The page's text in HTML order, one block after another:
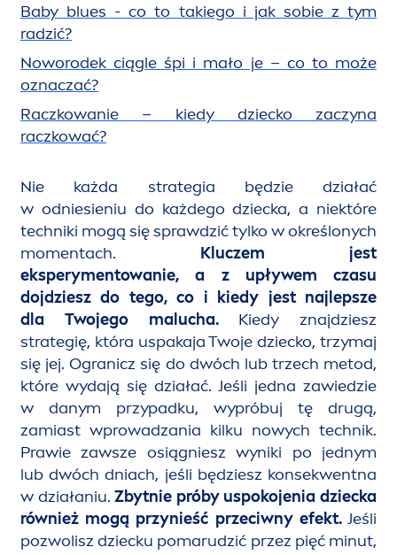
Baby blues - co to takiego i jak sobie z tym
radzić?
Noworodek ciągle śpi i mało je – co to może
oznaczać?
Raczkowanie – kiedy dziecko zaczyna
raczkować?
Nie każda strategia będzie działać
w odniesieniu do każdego dziecka, a niektóre
techniki mogą się sprawdzić tylko w określonych
momentach. Kluczem jest
eksperymentowanie, a z upływem czasu
dojdziesz do tego, co i kiedy jest najlepsze
dla Twojego malucha.Kiedy znajdziesz
strategię, która uspakaja Twoje dziecko, trzymaj
się jej. Ogranicz się do dwóch lub trzech metod,
które wydają się działać. Jeśli jedna zawiedzie
w danym przypadku, wypróbuj tę drugą,
zamiast wprowadzania kilku nowych technik.
Prawie zawsze osiągniesz wyniki po jednym
lub dwóch dniach, jeśli będziesz konsekwentna
w działaniu.Zbytnie próby uspokojenia dziecka
również mogą przynieść przeciwny efekt.Jeśli
pozwolisz dziecku pomarudzić przez pięć minut,